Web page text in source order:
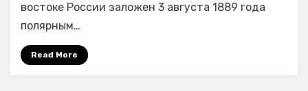
августа
востоке России заложен 3 августа 1889 года
полярным…
Read More